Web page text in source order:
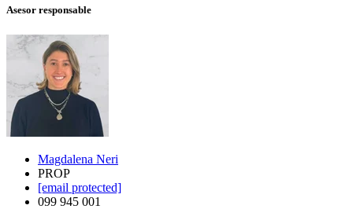
Asesor responsable
Magdalena Neri
PROP
[email protected]
099 945 001